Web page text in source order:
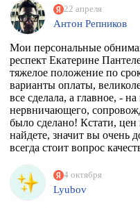
22 апреля
Антон Репников
Мои персональные
респект Екатерине
тяжелое положение по
варианты оплаты,
все сделала, а главное, -
нервничающего,
было сделано! Кстати,
найдете, значит вы очень
всегда стоит вопрос
4 октября
Lyubov